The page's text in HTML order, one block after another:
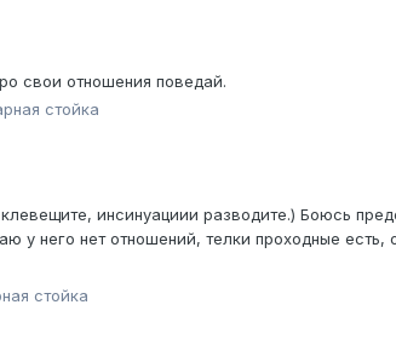
свои отношения поведай.
стойка
инсинуациии разводите.) Боюсь
у него нет отношений, телки проходные есть,
стойка